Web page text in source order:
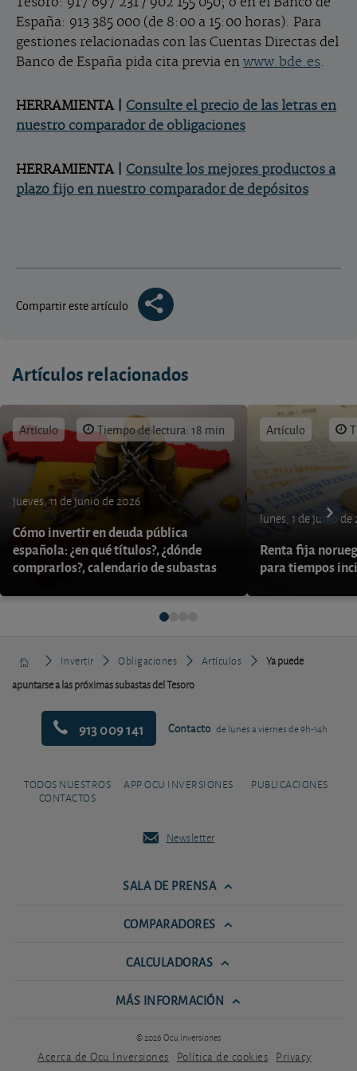
España: 913 385 000 (de 8:00 a 15:00 horas). Para
gestiones relacionadas con las Cuentas Directas del
Banco de España pida cita previa en www.bde.es.
HERRAMIENTA | Consulte el precio de las letras en
nuestro comparador de obligaciones
HERRAMIENTA | Consulte los mejores productos a
plazo fijo en nuestro comparador de depósitos
Compartir este artículo
Artículos relacionados
Artículo Tiempo de lectura: 18 min.
jueves, 11 de junio de 2026
Cómo invertir en deuda pública
española: ¿en qué títulos?, ¿dónde
comprarlos?, calendario de subastas
Artículo
lunes, 1 de junio de
Renta fija
para tiempos
Invertir Obligaciones Artículos
Ya puede
apuntarse a las próximas subastas del Tesoro
913 009 141 Contacto de lunes a viernes de 9h-14h
TODOS NUESTROS
CONTACTOS
APP OCU INVERSIONES PUBLICACIONES
Newsletter
SALA DE PRENSA
COMPARADORES
CALCULADORAS
MÁS INFORMACIÓN
© 2026 Ocu Inversiones
Acerca de Ocu Inversiones Política de cookies Privacy